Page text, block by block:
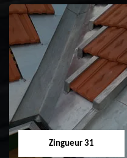
Etanchéité toiture
31
Zingueur 31